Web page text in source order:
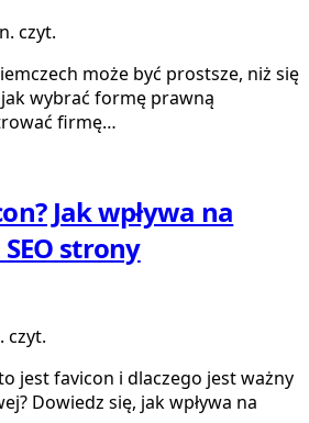
czyt.
może być prostsze, niż się
wybrać formę prawną
firmę…
Jak wpływa na
strony
czyt.
jest favicon i dlaczego jest ważny
Dowiedz się, jak wpływa na